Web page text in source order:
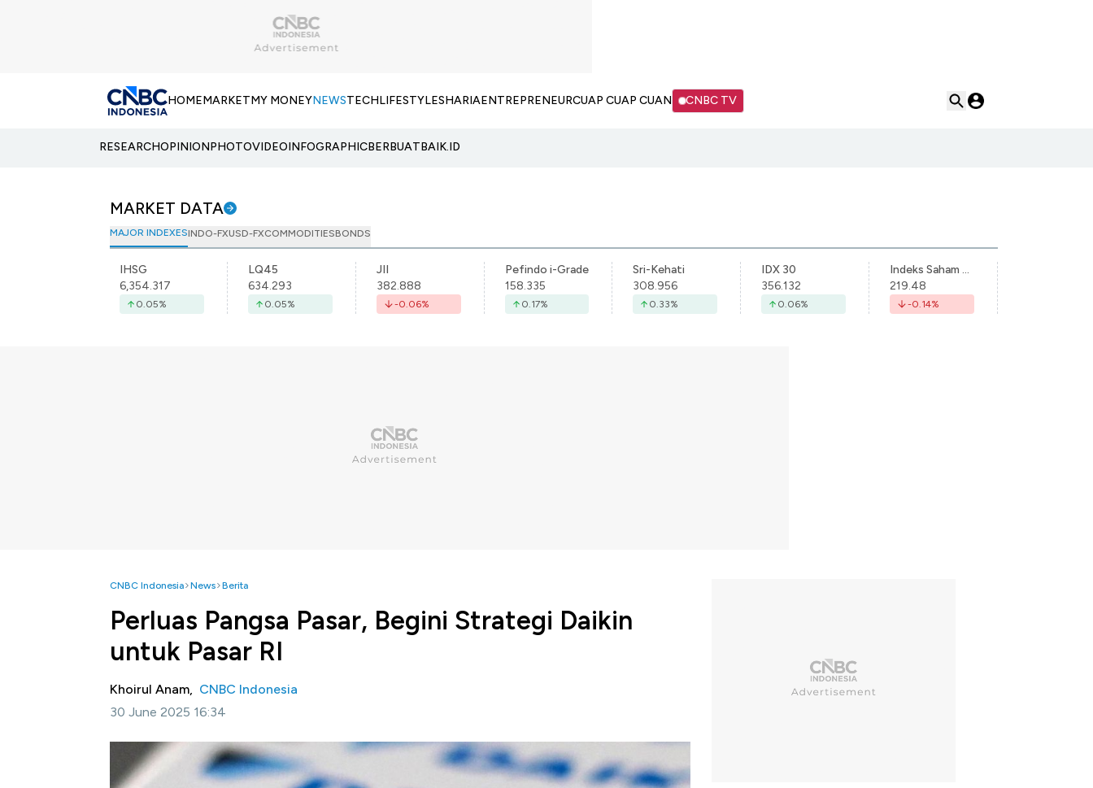
HOMEMARKETMY MONEYNEWSTECHLIFESTYLESHARIAENTREPRENEURCUAP CUAP CUAN CNBC TV
RESEARCHOPINIONPHOTOVIDEOINFOGRAPHICBERBUATBAIK.ID
MARKET DATA
MAJOR INDEXESINDO-FXUSD-FXCOMMODITIESBONDS
IHSG
6,354.317
0.05%
LQ45
634.293
0.05%
JII
382.888
-0.06%
Pefindo i-Grade
158.335
0.17%
Sri-Kehati
308.956
0.33%
IDX 30
356.132
0.06%
Indeks Saham Syariah Indonesia
219.48
-0.14%
CNBC Indonesia News Berita
Perluas Pangsa Pasar, Begini Strategi Daikin
untuk Pasar RI
Khoirul Anam, CNBC Indonesia
30 June 2025 16:34